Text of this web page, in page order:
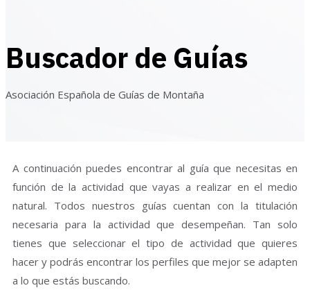
Buscador de Guías
Asociación Española de Guías de Montaña
A continuación puedes encontrar al guía que necesitas en
función de la actividad que vayas a realizar en el medio
natural. Todos nuestros guías cuentan con la titulación
necesaria para la actividad que desempeñan. Tan solo
tienes que seleccionar el tipo de actividad que quieres
hacer y podrás encontrar los perfiles que mejor se adapten
a lo que estás buscando.